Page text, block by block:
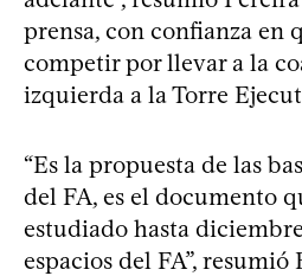
prensa, con confianza en
competir por llevar a la
izquierda a la Torre
“Es la propuesta de las
del FA, es el documento
estudiado hasta
espacios del FA”,